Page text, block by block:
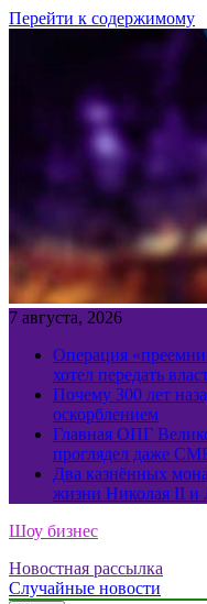
Перейти к содержимому
7 августа, 2026
Операция
хотел передать
Почему 300 лет
оскорблением
Главная ОПГ
проглядел даже
Два казнённых
жизни Николая II
Шоу бизнес
Новостная рассылка
Случайные новости